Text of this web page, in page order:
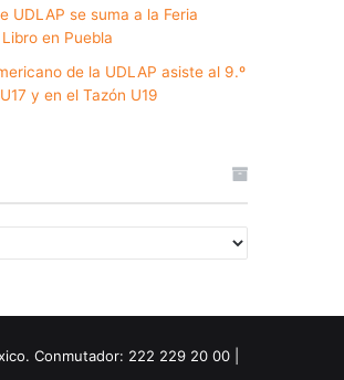
UDLAP se suma a la Feria
en Puebla
de la UDLAP asiste al 9.º
y en el Tazón U19
Conmutador: 222 229 20 00 |